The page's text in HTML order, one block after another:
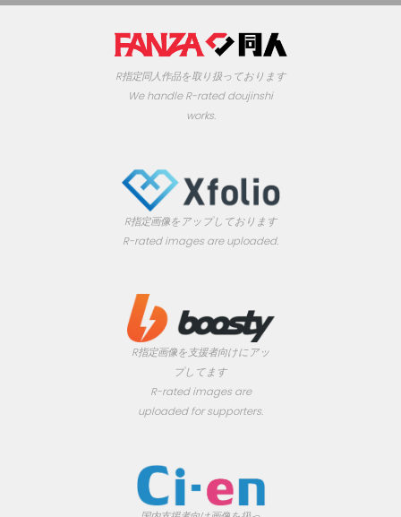
R指定同人作品を取り扱っております
We handle R-rated doujinshi
works.
R指定画像をアップしております
R-rated images are uploaded.
R指定画像を支援者向けにアッ
プしてます
R-rated images are
uploaded for supporters.